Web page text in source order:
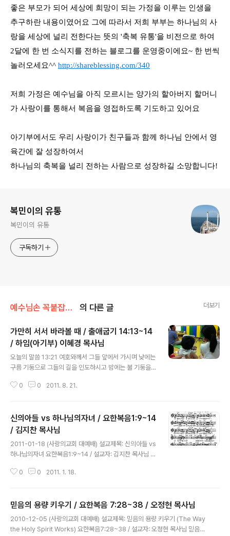
좋은 부모가 되어 세상에 희망이 되는 가정을 이루는 인생을
추구하란 내용이였어요 그에 따라서 저희 부부는 하나님의 사
랑을 세상에 널리 전한다는 뜻의 '축복 유통'을 비전으로 하여
2달에 한 번 소식지를 전하는 블로그를 운영중이에요~ 한 번씩
놀러오세요^^ http://shareblessing.com/340
저희 가정은 예수님을 아직 모르시는 양가의 할아버지 할머니
가 사랑이를 통해서 복음을 영접하도록 기도하고 있어요
아기부에서도 우리 사랑이가 친구들과 함께 하나님 안에서 영
육간에 잘 성장하여서
하나님의 축복을 널리 전하는 사람으로 성장하길 소망합니다!
복민이의 유통
복민이의 유통
구독하기
예수님손 꼭붙잡고/말씀을 들으리라 의 다른 글 더보기
가만히 서서 바라볼 때 / 출애굽기 14:13~14
/ 하임(아기부) 이혜경 목사님
오늘의 말씀 13:21 여호와께서 그들 앞에서 가시며 낮에는
구름 기둥으로 그들의 길을 인도하시고 밤에는 불 기둥을
낮에는 구름 기둥, 밤에는 불 기둥이 백성 앞에서 떠나지 아
시는 구원을 보라 너희가 오늘 본 애굽 사람을 영원히 다시
보지 아니하리라 14:14 여호와께서 너희를 위하여 싸우시
리니 너희는 가만히 있을지니라 낮에는 구름기둥, 밤에는
불기둥으로 하나님의 함께하심을 느낀 이스라엘 백성들,
공포의 옛 생활을 그리워하며 후회와 원망으로 하나님께
0 0 2011. 8. 21.
신의아들 vs 하나님의자녀 / 요한복음1:9~14
/ 김지찬 목사님
2011-01-18 (사랑의교회 대예배) 설교제목: 신의아들 vs
하나님의자녀 요한복음1:9~14 / 설교자: 김지찬 목사님 신
고 돈도 잘 하는 아들 -> 신의 아들로 불뤼움 인간 - 원하는
과 권력을 소유한 신의 아들들이 자기의 것을 주장하고 더
욱 취하려하기 때문에... 예수님의 시험 -> 네가 만일 하나
님의 아들이어거든 '돌들로 떡이 되게 하라' 신의 아들이라
0 0 2011. 1. 18.
믿음의 용량 키우기 / 요한복음 7:28~38 / 오정현 목사님
2010-12-05 (사랑의교회 대예배) 설교제목: 믿음의 용량 키우기 (The Way
the Holy Spirit Works) 요한복음7:28~38 / 설교자: 오정현 목사님 믿음의